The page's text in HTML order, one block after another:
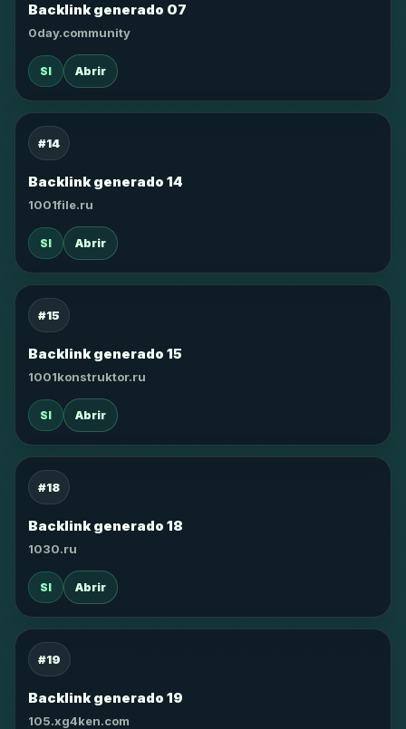
Backlink generado 07
0day.community
SI Abrir
#14
Backlink generado 14
1001file.ru
SI Abrir
#15
Backlink generado 15
1001konstruktor.ru
SI Abrir
#18
Backlink generado 18
1030.ru
SI Abrir
#19
Backlink generado 19
105.xg4ken.com